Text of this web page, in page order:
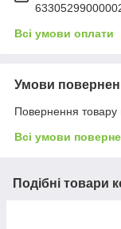
Всі умови оплати
Умови
Повернення товару
Всі умови
Подібні товари